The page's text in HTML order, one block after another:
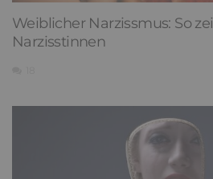
Weiblicher Narzissmus: So
Narzisstinnen